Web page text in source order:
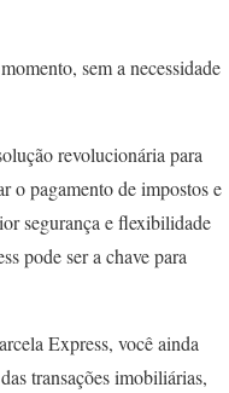
sem a necessidade
revolucionária para
o pagamento de impostos e
segurança e flexibilidade
pode ser a chave para
Express, você ainda
transações imobiliárias,